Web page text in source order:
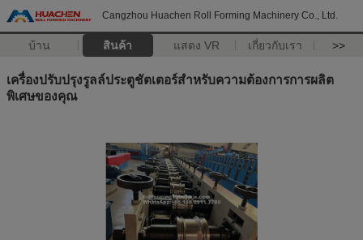
Cangzhou Huachen Roll Forming Machinery Co., Ltd.
บ้าน สินค้า แสดง VR เกี่ยวกับเรา >>
เครื่องปรับปรุงรูลล์ประตูชัตเตอร์สําหรับความต้องการการผลิต
พิเศษของคุณ